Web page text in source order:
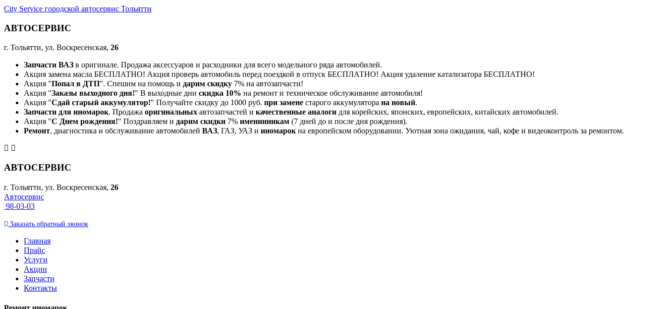
City Service городской автосервис Тольятти
АВТОСЕРВИС
г. Тольятти, ул. Воскресенская, 26
Запчасти ВАЗ в оригинале. Продажа аксессуаров и расходники для всего модельного ряда автомобилей.
Акция замена масла БЕСПЛАТНО! Акция проверь автомобиль перед поездкой в отпуск БЕСПЛАТНО! Акция удаление катализатора БЕСПЛАТНО!
Акция "Попал в ДТП". Спешим на помощь и дарим скидку 7% на автозапчасти!
Акция "Заказы выходного дня!" В выходные дни скидка 10% на ремонт и техническое обслуживание автомобиля!
Акция "Сдай старый аккумулятор!" Получайте скидку до 1000 руб. при замене старого аккумулятора на новый.
Запчасти для иномарок. Продажа оригинальных автозапчастей и качественные аналоги для корейских, японских, европейских, китайских автомобилей.
Акция "С Днем рождения!" Поздравляем и дарим скидки 7% именинникам (7 дней до и после дня рождения).
Ремонт, диагностика и обслуживание автомобилей ВАЗ, ГАЗ, УАЗ и иномарокна европейском оборудовании. Уютная зона ожидания, чай, кофе и видеоконтроль за ремонтом.
АВТОСЕРВИС
г. Тольятти, ул. Воскресенская, 26
Автосервис
98-03-03
Заказать обратный звонок
Главная
Прайс
Услуги
Акции
Запчасти
Контакты